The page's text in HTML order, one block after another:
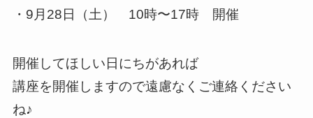
・9月28日（土） 10時〜17時 開催
開催してほしい日にちがあれば
講座を開催しますので遠慮なくご連絡ください
ね♪